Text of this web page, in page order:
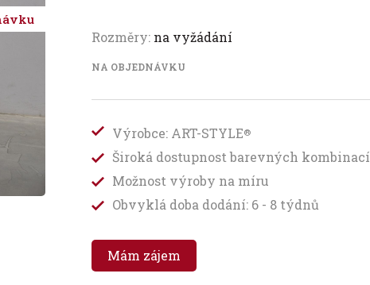
Rozměry: na vyžádání
NA OBJEDNÁVKU
Výrobce: ART-STYLE®
Široká dostupnost barevných kombinací
Možnost výroby na míru
Obvyklá doba dodání: 6 - 8 týdnů
Mám zájem